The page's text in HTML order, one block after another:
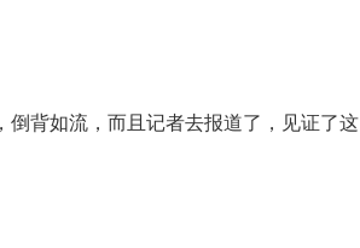
背如流，而且记者去报道了，见证了这